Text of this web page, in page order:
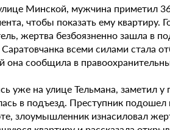
Минской, мужчина приметил
чтобы показать ему квартиру.
жертва безбоязненно зашла в
всеми силами стала
она сообщила в
уже на улице Тельмана, заметил
в подъезд. Преступник подошел
злоумышленник изнасиловал